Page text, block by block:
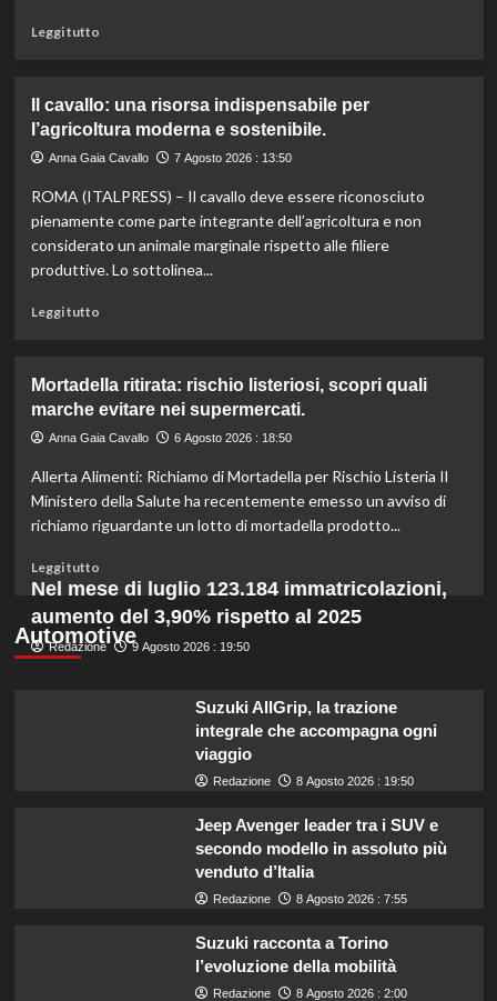
umanitari”.
Leggi tuttoLeggi
Controllo
qualità
olio
vino:
l’IRVO
potenzia
per
Il cavallo: una risorsa indispensabile per
l’agricoltura moderna e sostenibile.
Anna Gaia Cavallo 7 Agosto 2026 : 13:50
ROMA (ITALPRESS) – Il cavallo deve essere riconosciuto
pienamente come parte integrante dell’agricoltura e non
considerato un animale marginale rispetto alle filiere
produttive. Lo sottolinea...
Leggi tuttoLeggi
Il
cavallo:
una
indispensabile
per
l’agricoltura
sostenibile.
Mortadella ritirata: rischio listeriosi, scopri quali
marche evitare nei supermercati.
Anna Gaia Cavallo 6 Agosto 2026 : 18:50
Allerta Alimenti: Richiamo di Mortadella per Rischio Listeria Il
Ministero della Salute ha recentemente emesso un avviso di
richiamo riguardante un lotto di mortadella prodotto...
Leggi tuttoLeggi
di
su
Mortadella
Automotive
Nel mese di luglio 123.184 immatricolazioni,
aumento del 3,90% rispetto al 2025
Redazione 9 Agosto 2026 : 19:50
Suzuki AllGrip, la trazione
integrale che accompagna ogni
viaggio
Redazione 8 Agosto 2026 : 19:50
Jeep Avenger leader tra i SUV e
secondo modello in assoluto più
venduto d’Italia
Redazione 8 Agosto 2026 : 7:55
Suzuki racconta a Torino
l’evoluzione della mobilità
Redazione 8 Agosto 2026 : 2:00